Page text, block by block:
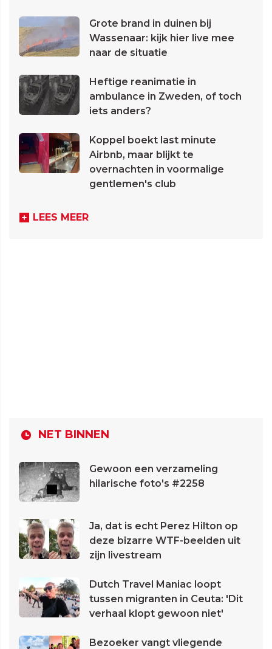
Grote brand in duinen bij
Wassenaar: kijk hier live mee
naar de situatie
Heftige reanimatie in
ambulance in Zweden, of toch
iets anders?
Koppel boekt last minute
Airbnb, maar blijkt te
overnachten in voormalige
gentlemen's club
LEES MEER
NET BINNEN
Gewoon een verzameling
hilarische foto's #2258
Ja, dat is echt Perez Hilton op
deze bizarre WTF-beelden uit
zijn livestream
Dutch Travel Maniac loopt
tussen migranten in Ceuta: 'Dit
verhaal klopt gewoon niet'
Bezoeker vangt vliegende